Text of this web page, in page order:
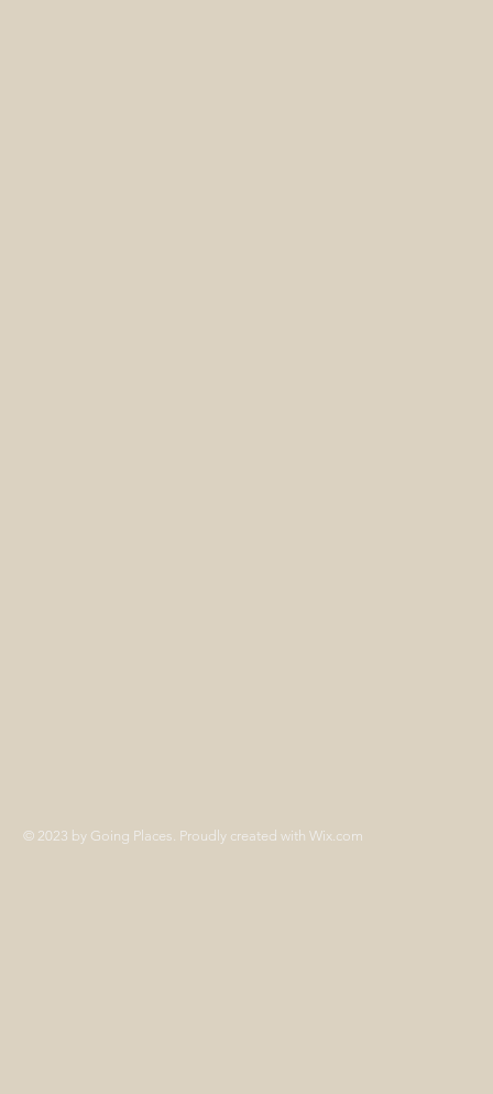
© 2023 by Going Places. Proudly created with Wix.com